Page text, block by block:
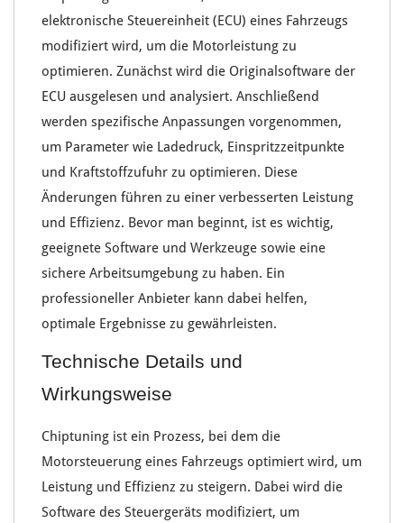
elektronische Steuereinheit (ECU) eines Fahrzeugs
modifiziert wird, um die Motorleistung zu
optimieren. Zunächst wird die Originalsoftware der
ECU ausgelesen und analysiert. Anschließend
werden spezifische Anpassungen vorgenommen,
um Parameter wie Ladedruck, Einspritzzeitpunkte
und Kraftstoffzufuhr zu optimieren. Diese
Änderungen führen zu einer verbesserten Leistung
und Effizienz. Bevor man beginnt, ist es wichtig,
geeignete Software und Werkzeuge sowie eine
sichere Arbeitsumgebung zu haben. Ein
professioneller Anbieter kann dabei helfen,
optimale Ergebnisse zu gewährleisten.
Technische Details und
Wirkungsweise
Chiptuning ist ein Prozess, bei dem die
Motorsteuerung eines Fahrzeugs optimiert wird, um
Leistung und Effizienz zu steigern. Dabei wird die
Software des Steuergeräts modifiziert, um